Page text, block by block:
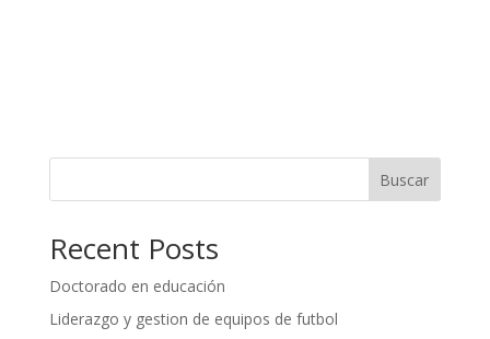
Buscar
Recent Posts
Doctorado en educación
Liderazgo y gestion de equipos de futbol